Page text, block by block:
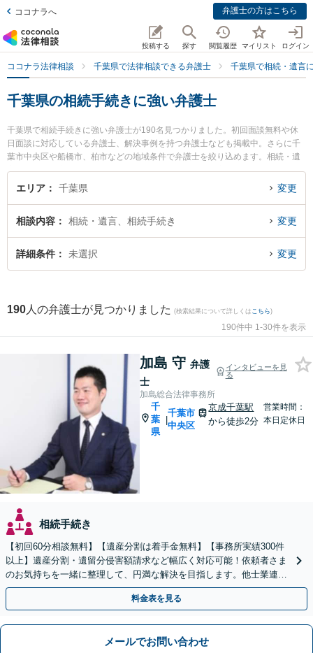
ココナラへ 弁護士の方はこちら
投稿する 探す 閲覧履歴 マイリスト ログイン
ココナラ法律相談 千葉県で法律相談できる弁護士 千葉県で相続・遺言
千葉県の相続手続きに強い弁護士
千葉県で相続手続きに強い弁護士が190名見つかりました。初回面談無料や休
日面談に対応している弁護士、解決事例を持つ弁護士なども掲載中。さらに千
葉市中央区や船橋市、柏市などの地域条件で弁護士を絞り込めます。相続・遺
言に関係する家族間の相続トラブルや認知症の相続、遺産分割等の細かな分野
での絞り込み検索もでき便利です。特に加島総合法律事務所の加島 守弁護士や
で土日や夜間に発生した相続手続きのトラブルを今すぐに弁護士に相談した
い』『相続手続きのトラブル解決の実績豊富な近くの弁護士を検索したい』
『初回相談無料で相続手続きを法律相談できる千葉県内の弁護士に相談予約し
エリア 千葉県 変更
相談内容 相続・遺言、相続手続き 変更
詳細条件 未選択 変更
190 人の弁護士が見つかりました (検索結果について詳しくは こちら)
190件中 1-30件を表示
加島 守 弁護
士
インタビューを見
る
加島総合法律事務所
千
葉
県
|
千葉市
中央区
京成千葉駅
から徒歩2分
営業時間：
本日定休日
相続手続き
【初回60分相談無料】【遺産分割は着手金無料】【事務所実績300件
以上】遺産分割・遺留分侵害額請求など幅広く対応可能！依頼者さま
のお気持ちを一緒に整理して、円満な解決を目指します。他士業連携
でスピード解決【出張相談OK】
料金表を見る
メールでお問い合わせ